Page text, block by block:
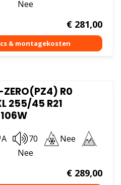
Nee
€281,00
ZERO(PZ4) R0
255/45 R21
106W
A 70
Nee
Nee
€289,00